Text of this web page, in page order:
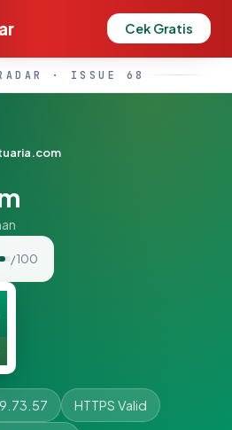
Cek Gratis
· ISSUE 68
/ 100
HTTPS Valid